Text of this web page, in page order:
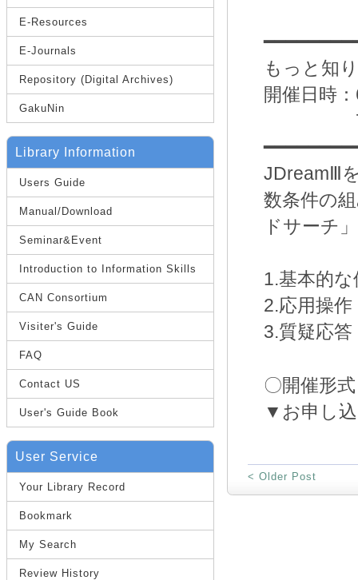
E-Resources
E-Journals
Repository (Digital Archives)
GakuNin
Library Information
Users Guide
Manual/Download
Seminar&Event
Introduction to Information Skills
CAN Consortium
Visiter's Guide
FAQ
Contact US
User's Guide Book
User Service
Your Library Record
Bookmark
My Search
Review History
もっと知
開催日時
7月23
JDreamⅢ
数条件の
ドサーチ
1.基本的
2.応用操
3.質疑応答
〇開催形
▼お申し
< Older Post